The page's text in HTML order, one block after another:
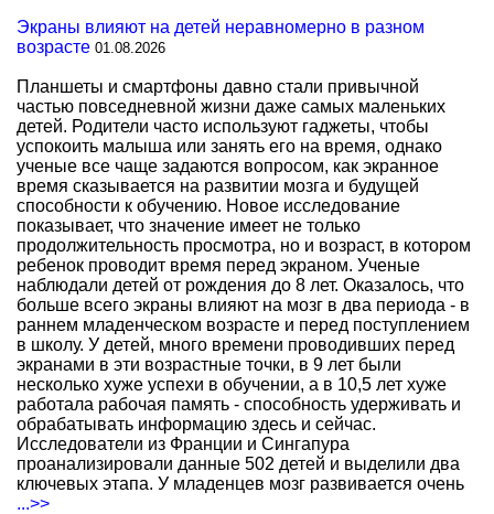
Экраны влияют на детей неравномерно в разном
возрасте 01.08.2026
Планшеты и смартфоны давно стали привычной
частью повседневной жизни даже самых маленьких
детей. Родители часто используют гаджеты, чтобы
успокоить малыша или занять его на время, однако
ученые все чаще задаются вопросом, как экранное
время сказывается на развитии мозга и будущей
способности к обучению. Новое исследование
показывает, что значение имеет не только
продолжительность просмотра, но и возраст, в котором
ребенок проводит время перед экраном. Ученые
наблюдали детей от рождения до 8 лет. Оказалось, что
больше всего экраны влияют на мозг в два периода - в
раннем младенческом возрасте и перед поступлением
в школу. У детей, много времени проводивших перед
экранами в эти возрастные точки, в 9 лет были
несколько хуже успехи в обучении, а в 10,5 лет хуже
работала рабочая память - способность удерживать и
обрабатывать информацию здесь и сейчас.
Исследователи из Франции и Сингапура
проанализировали данные 502 детей и выделили два
ключевых этапа. У младенцев мозг развивается очень
...>>